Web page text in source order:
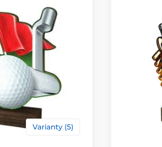
Varianty (5)